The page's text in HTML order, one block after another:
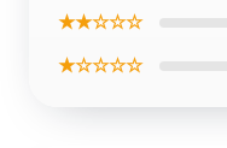
★★☆☆☆
★☆☆☆☆